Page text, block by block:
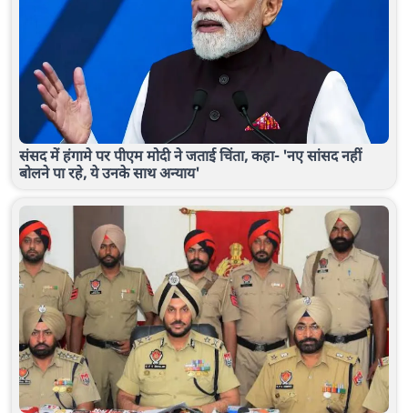
संसद में हंगामे पर पीएम मोदी ने जताई चिंता, कहा- 'नए सांसद नहीं
बोलने पा रहे, ये उनके साथ अन्याय'